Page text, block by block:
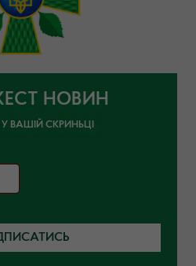
НОВИН
ВАШІЙ СКРИНЬЦІ